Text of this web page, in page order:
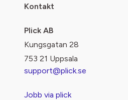
Kontakt
Plick AB
Kungsgatan 28
753 21 Uppsala
support@plick.se
Jobb via plick